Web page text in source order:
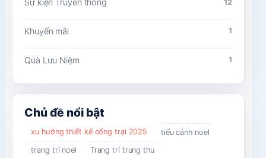
Sự kiện Truyền thông 12
Khuyến mãi 1
Quà Lưu Niệm 1
Chủ đề nổi bật
xu hướng thiết kế cổng trại 2025
tiểu cảnh noel
trang trí noel
Trang trí trung thu